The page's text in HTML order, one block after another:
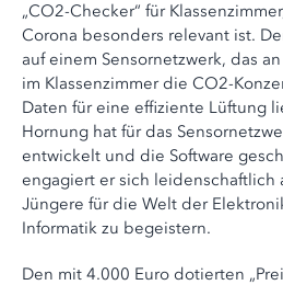
„CO2-Checker“ für
Corona besonders relevant ist.
auf einem Sensornetzwerk, das
im Klassenzimmer die CO2-
Daten für eine effiziente Lüftung
Hornung hat für das
entwickelt und die Software
engagiert er sich leidenschaftlich
Jüngere für die Welt der
Informatik zu begeistern.
Den mit 4.000 Euro dotierten